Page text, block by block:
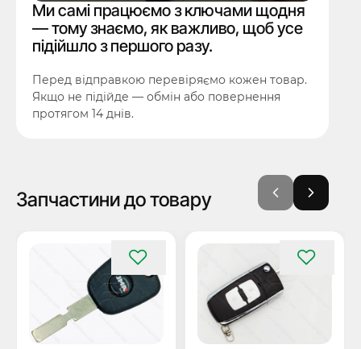
Ми самі працюємо з ключами щодня
— тому знаємо, як важливо, щоб усе
підійшло з першого разу.
Перед відправкою перевіряємо кожен товар.
Якщо не підійде — обмін або повернення
протягом 14 днів.
Запчастини до товару